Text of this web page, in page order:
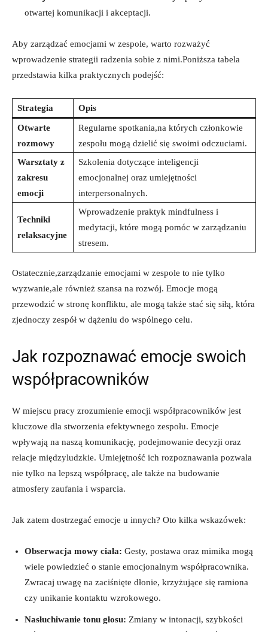
otwartej komunikacji i akceptacji.
Aby zarządzać emocjami w zespole, warto rozważyć
wprowadzenie strategii radzenia sobie z nimi.Poniższa tabela
przedstawia kilka praktycznych podejść:
Strategia Opis
Otwarte
rozmowy
Regularne spotkania,na których członkowie
zespołu mogą dzielić się swoimi odczuciami.
Warsztaty z
zakresu
emocji
Szkolenia dotyczące inteligencji
emocjonalnej oraz umiejętności
interpersonalnych.
Techniki
relaksacyjne
Wprowadzenie praktyk mindfulness i
medytacji, które mogą pomóc w zarządzaniu
stresem.
Ostatecznie,zarządzanie emocjami w zespole to nie tylko
wyzwanie,ale również szansa na rozwój. Emocje mogą
przewodzić w stronę konfliktu, ale mogą także stać się siłą, która
zjednoczy zespół w dążeniu do wspólnego celu.
Jak rozpoznawać emocje swoich
współpracowników
W miejscu pracy zrozumienie emocji współpracowników jest
kluczowe dla stworzenia efektywnego zespołu. Emocje
wpływają na naszą komunikację, podejmowanie decyzji oraz
relacje międzyludzkie. Umiejętność ich rozpoznawania pozwala
nie tylko na lepszą współpracę, ale także na budowanie
atmosfery zaufania i wsparcia.
Jak zatem dostrzegać emocje u innych? Oto kilka wskazówek:
Obserwacja mowy ciała: Gesty, postawa oraz mimika mogą
wiele powiedzieć o stanie emocjonalnym współpracownika.
Zwracaj uwagę na zaciśnięte dłonie, krzyżujące się ramiona
czy unikanie kontaktu wzrokowego.
Nasłuchiwanie tonu głosu: Zmiany w intonacji, szybkości